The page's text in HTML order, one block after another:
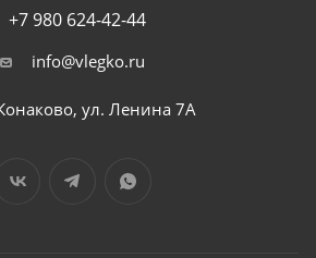
+7 980 624-42-44
info@vlegko.ru
ул. Ленина 7А